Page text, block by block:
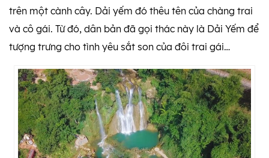
trên một cành cây. Dải yếm đó thêu tên của chàng trai
và cô gái. Từ đó, dân bản đã gọi thác này là Dải Yếm để
tượng trưng cho tình yêu sắt son của đôi trai gái…